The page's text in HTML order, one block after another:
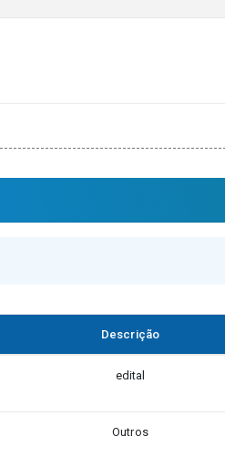
Descrição
edital
Outros